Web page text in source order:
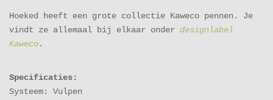
Hoeked heeft een grote collectie Kaweco pennen. Je
vindt ze allemaal bij elkaar onder designlabel
Kaweco.
Specificaties:
Systeem: Vulpen